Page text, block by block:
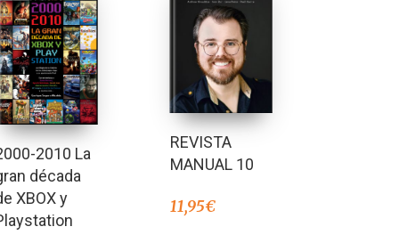
2010 La
década
XBOX y
REVISTA
MANUAL 10
11,95€